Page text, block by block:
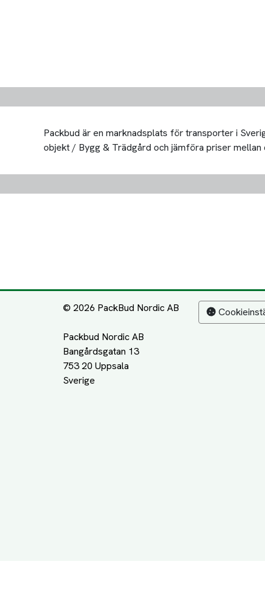
Packbud är en marknadsplats för transporter i
objekt / Bygg & Trädgård och jämföra priser
© 2026 PackBud Nordic AB
Packbud Nordic AB
Bangårdsgatan 13
753 20 Uppsala